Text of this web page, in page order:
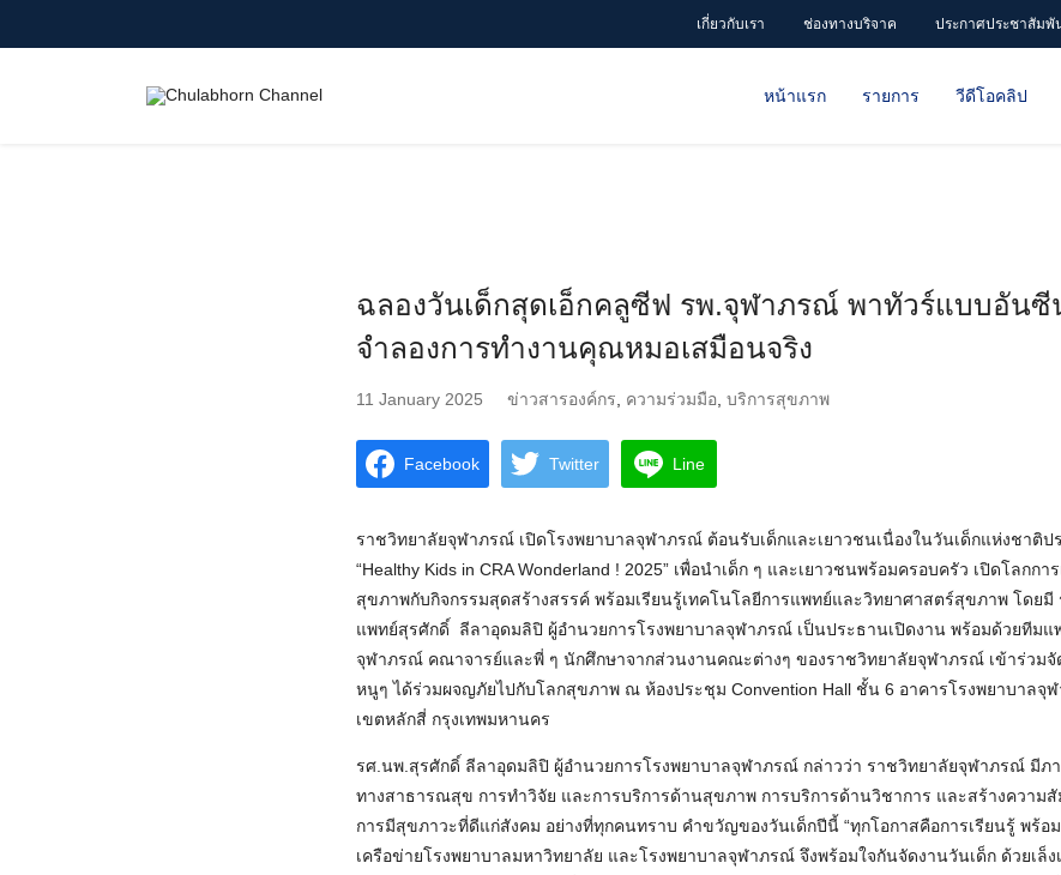
เกี่ยวกับเรา ช่องทางบริจาค ประกาศประชาสัมพั
หน้าแรก รายการ วีดีโอคลิป
ฉลองวันเด็กสุดเอ็กคลูซีฟ รพ.จุฬาภรณ์ พาทัวร์แบบอันซี
จำลองการทำงานคุณหมอเสมือนจริง
11 January 2025 ข่าวสารองค์กร ความร่วมมือ บริการสุขภาพ
Facebook Twitter Line
ราชวิทยาลัยจุฬาภรณ์ เปิดโรงพยาบาลจุฬาภรณ์ ต้อนรับเด็กและเยาวชนเนื่องในวันเด็กแห่งชาติป
“Healthy Kids in CRA Wonderland ! 2025” เพื่อนำเด็ก ๆ และเยาวชนพร้อมครอบครัว เปิดโลกก
สุขภาพกับกิจกรรมสุดสร้างสรรค์ พร้อมเรียนรู้เทคโนโลยีการแพทย์และวิทยาศาสตร์สุขภาพ โดยมี
แพทย์สุรศักดิ์ ลีลาอุดมลิปิ ผู้อำนวยการโรงพยาบาลจุฬาภรณ์ เป็นประธานเปิดงาน พร้อมด้วยทีมแ
จุฬาภรณ์ คณาจารย์และพี่ ๆ นักศึกษาจากส่วนงานคณะต่างๆ ของราชวิทยาลัยจุฬาภรณ์ เข้าร่วมจั
หนูๆ ได้ร่วมผจญภัยไปกับโลกสุขภาพ ณ ห้องประชุม Convention Hall ชั้น 6 อาคารโรงพยาบาลจุ
เขตหลักสี่ กรุงเทพมหานคร
รศ.นพ.สุรศักดิ์ ลีลาอุดมลิปิ ผู้อำนวยการโรงพยาบาลจุฬาภรณ์ กล่าวว่า ราชวิทยาลัยจุฬาภรณ์ มีภ
ทางสาธารณสุข การทำวิจัย และการบริการด้านสุขภาพ การบริการด้านวิชาการ และสร้างความ
การมีสุขภาวะที่ดีแก่สังคม อย่างที่ทุกคนทราบ คำขวัญของวันเด็กปีนี้ “ทุกโอกาสคือการเรียนรู้ พร้อ
เครือข่ายโรงพยาบาลมหาวิทยาลัย และโรงพยาบาลจุฬาภรณ์ จึงพร้อมใจกันจัดงานวันเด็ก ด้วยเล็